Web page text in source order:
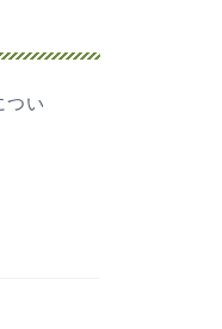
つい